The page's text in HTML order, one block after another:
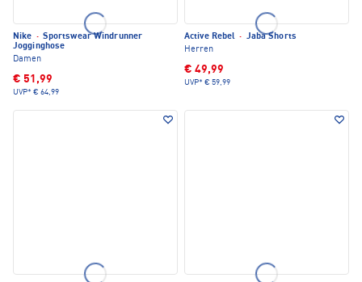
Nike · Sportswear Windrunner
Jogginghose
Damen
€ 51,99
UVP* € 64,99
Active Rebel · Jaba Shorts
Herren
€ 49,99
UVP* € 59,99